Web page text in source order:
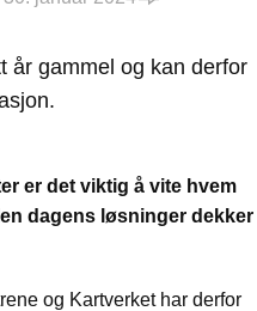
år gammel og kan derfor
er det viktig å vite hvem
dagens løsninger dekker
og Kartverket har derfor